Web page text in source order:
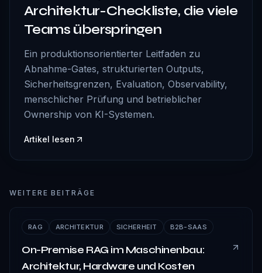
Architektur-Checkliste, die viele
Teams überspringen
Ein produktionsorientierter Leitfaden zu
Abnahme-Gates, strukturierten Outputs,
Sicherheitsgrenzen, Evaluation, Observability,
menschlicher Prüfung und betrieblicher
Ownership von KI-Systemen.
Artikel lesen
WEITERE BEITRÄGE
RAG ARCHITEKTUR SICHERHEIT B2B-SAAS
On-Premise RAG im Maschinenbau:
Architektur, Hardware und Kosten